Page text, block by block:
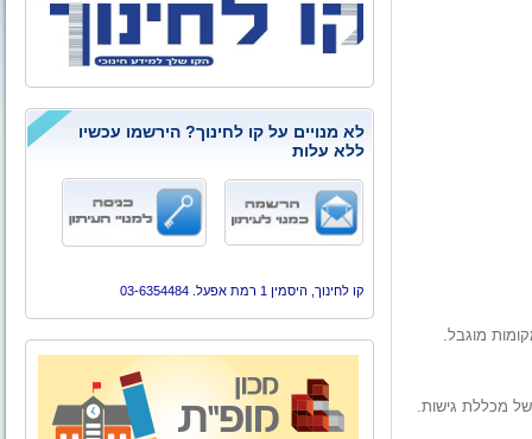
מוגבל.
מכללת גישות.
לא מנויים על קו לחינוך? הירשמו עכשיו
ללא עלות
קו לחינוך, היסמין 1 רמת אפעל. 03-6354484